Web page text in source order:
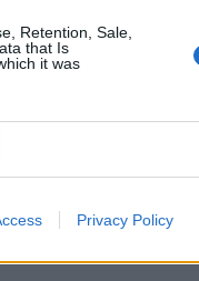
Retention, Sale,
that Is
it was
Privacy Policy